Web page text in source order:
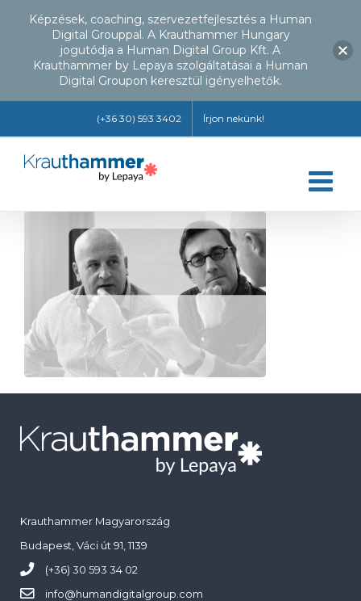
(+36 30) 593 3402 Írjon nekünk!
Krauthammer Magyarország
Budapest, Váci út 91, 1139
(+36) 30 593 34 02
info@humandigitalgroup.com
Képzések, coaching, szervezetfejlesztés a Human
Digital Grouppal. A Krauthammer Hungary
jogutódja a Human Digital Group Kft. A
Krauthammer by Lepaya szolgáltatásai a Human
Digital Groupon keresztül igényelhetők.